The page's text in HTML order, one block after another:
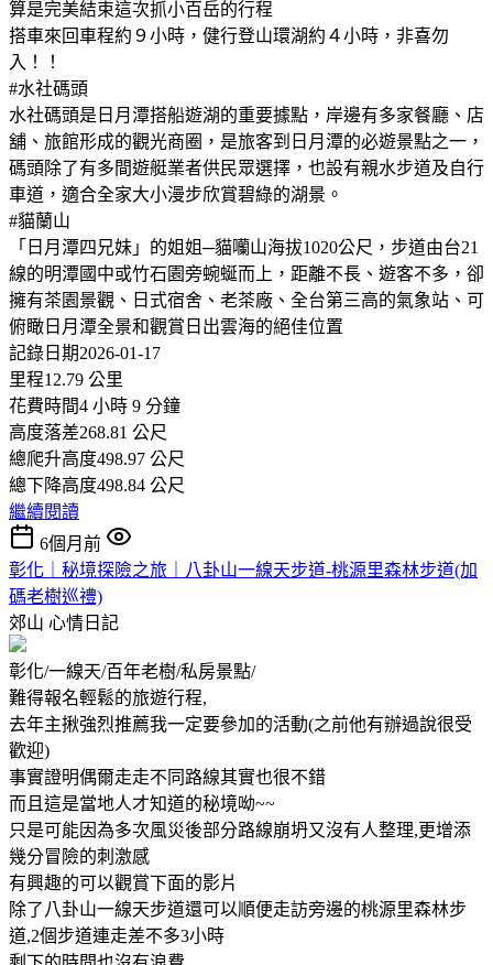
算是完美結束這次抓小百岳的行程
搭車來回車程約９小時，健行登山環湖約４小時，非喜勿
入！！
#水社碼頭
水社碼頭是日月潭搭船遊湖的重要據點，岸邊有多家餐廳、店
舖、旅館形成的觀光商圈，是旅客到日月潭的必遊景點之一，
碼頭除了有多間遊艇業者供民眾選擇，也設有親水步道及自行
車道，適合全家大小漫步欣賞碧綠的湖景。
#貓蘭山
「日月潭四兄妹」的姐姐─貓囒山海拔1020公尺，步道由台21
線的明潭國中或竹石園旁蜿蜒而上，距離不長、遊客不多，卻
擁有茶園景觀、日式宿舍、老茶廠、全台第三高的氣象站、可
俯瞰日月潭全景和觀賞日出雲海的絕佳位置
記錄日期2026-01-17
里程12.79 公里
花費時間4 小時 9 分鐘
高度落差268.81 公尺
總爬升高度498.97 公尺
總下降高度498.84 公尺
繼續閱讀
6個月前
彰化｜秘境探險之旅｜八卦山一線天步道-桃源里森林步道(加
碼老樹巡禮)
郊山 心情日記
彰化/一線天/百年老樹/私房景點/
難得報名輕鬆的旅遊行程,
去年主揪強烈推薦我一定要參加的活動(之前他有辦過說很受
歡迎)
事實證明偶爾走走不同路線其實也很不錯
而且這是當地人才知道的秘境呦~~
只是可能因為多次風災後部分路線崩坍又沒有人整理,更增添
幾分冒險的刺激感
有興趣的可以觀賞下面的影片
除了八卦山一線天步道還可以順便走訪旁邊的桃源里森林步
道,2個步道連走差不多3小時